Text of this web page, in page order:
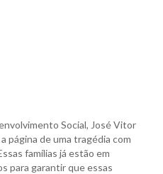
Social, José Vitor
página de uma tragédia com
famílias já estão em
para garantir que essas